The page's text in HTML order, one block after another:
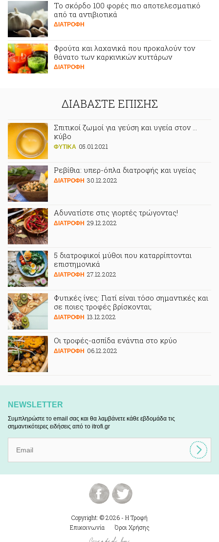
Το σκόρδο 100 φορές πιο αποτελεσματικό
από τα αντιβιοτικά
ΔΙΑΤΡΟΦΗ
Φρούτα και λαχανικά που προκαλούν τον
θάνατο των καρκινικών κυττάρων
ΔΙΑΤΡΟΦΗ
ΔΙΑΒΑΣΤΕ ΕΠΙΣΗΣ
Σπιτικοί ζωμοί για γεύση και υγεία στον …
κύβο
ΦΥΤΙΚA 05.01.2021
Ρεβίθια: υπερ-όπλα διατροφής και υγείας
ΔΙΑΤΡΟΦΗ 30.12.2022
Αδυνατίστε στις γιορτές τρώγοντας!
ΔΙΑΤΡΟΦΗ 29.12.2022
5 διατροφικοί μύθοι που καταρρίπτονται
επιστημονικά
ΔΙΑΤΡΟΦΗ 27.12.2022
Φυτικές ίνες: Γιατί είναι τόσο σημαντικές και
σε ποιες τροφές βρίσκονται;
ΔΙΑΤΡΟΦΗ 13.12.2022
Οι τροφές-ασπίδα ενάντια στο κρύο
ΔΙΑΤΡΟΦΗ 06.12.2022
NEWSLETTER
Συμπληρώστε το email σας και θα λαμβάνετε κάθε εβδομάδα τις
σημαντικότερες ειδήσεις από το itrofi.gr
Copyright: © 2026 - Η Τροφή
Επικοινωνία
Όροι Χρήσης